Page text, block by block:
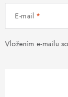
E-mail
Vložením e-mailu